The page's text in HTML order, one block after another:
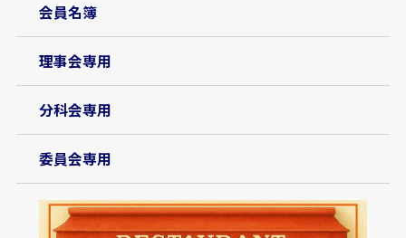
会員名簿
理事会専用
分科会専用
委員会専用